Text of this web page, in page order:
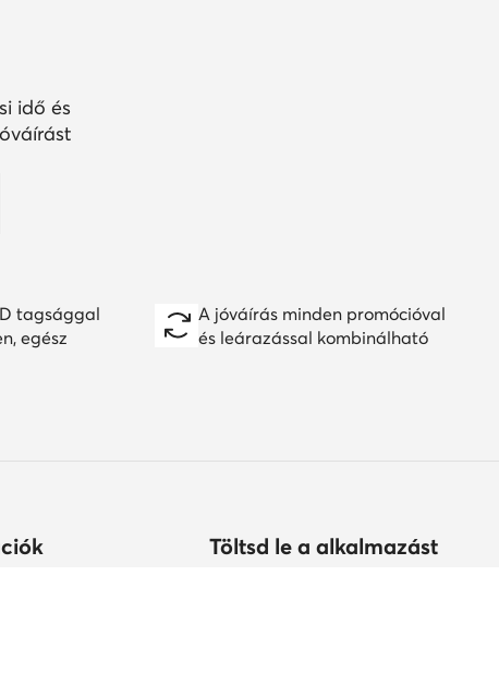
idő és
tagsággal
egész
A jóváírás minden promócióval
és leárazással kombinálható
Töltsd le a alkalmazást